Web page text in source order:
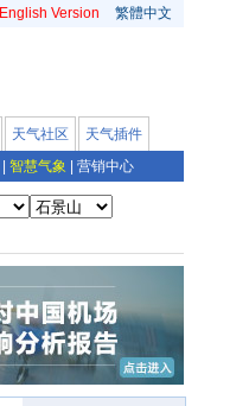
English Version 繁體中文
天气社区
天气插件
智慧气象 营销中心